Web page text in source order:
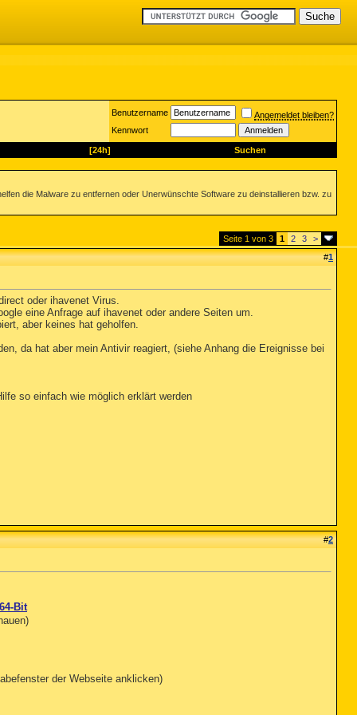
Benutzername
Angemeldet bleiben?
Kennwort
[24h] Suchen
die Malware zu entfernen oder Unerwünschte Software zu deinstallieren bzw. zu
Seite 1 von 3 1 2 3
>
#1
oder ihavenet Virus.
eine Anfrage auf ihavenet oder andere Seiten um.
aber keines hat geholfen.
da hat aber mein Antivir reagiert, (siehe Anhang die Ereignisse bei
so einfach wie möglich erklärt werden
#2
Bit
der Webseite anklicken)